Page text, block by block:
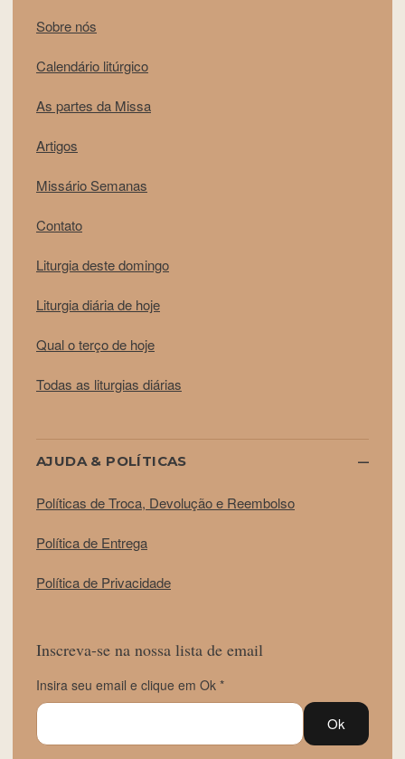
Sobre nós
Calendário litúrgico
As partes da Missa
Artigos
Missário Semanas
Contato
Liturgia deste domingo
Liturgia diária de hoje
Qual o terço de hoje
Todas as liturgias diárias
AJUDA & POLÍTICAS
Políticas de Troca, Devolução e Reembolso
Política de Entrega
Política de Privacidade
Inscreva-se na nossa lista de email
Insira seu email e clique em Ok *
Ok